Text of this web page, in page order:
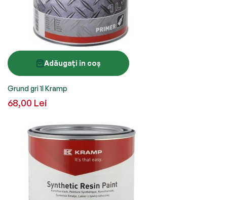
Adăugați in coș
Grund gri 1l Kramp
68,00 Lei